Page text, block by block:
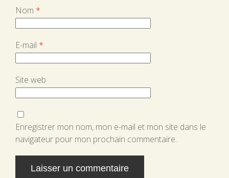
Nom *
E-mail *
Site web
Enregistrer mon nom, mon e-mail et mon site dans le
navigateur pour mon prochain commentaire.